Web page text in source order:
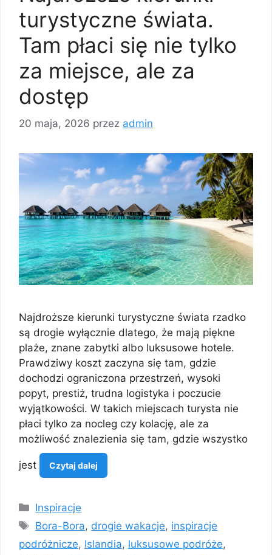
turystyczne świata.
Tam płaci się nie tylko
za miejsce, ale za
dostęp
20 maja, 2026 przez admin
Najdroższe kierunki turystyczne świata rzadko
są drogie wyłącznie dlatego, że mają piękne
plaże, znane zabytki albo luksusowe hotele.
Prawdziwy koszt zaczyna się tam, gdzie
dochodzi ograniczona przestrzeń, wysoki
popyt, prestiż, trudna logistyka i poczucie
wyjątkowości. W takich miejscach turysta nie
płaci tylko za nocleg czy kolację, ale za
możliwość znalezienia się tam, gdzie wszystko
jest Czytaj dalej
Kategorie
Inspiracje
Tagi
Bora-Bora, drogie wakacje, inspiracje
podróżnicze, Islandia, luksusowe podróże,